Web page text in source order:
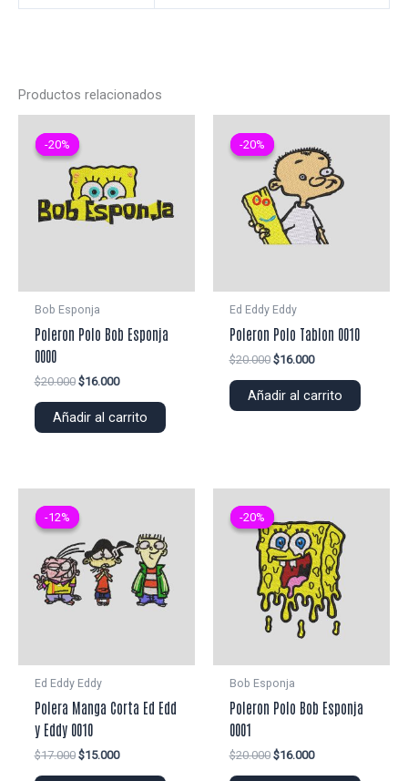
Productos relacionados
-20%
-20%
Bob Esponja
Poleron Polo Bob Esponja
0000
$20.000 El
original
$16.000El
actual
Añadir al carrito
-20%
-20%
Ed Eddy Eddy
Poleron Polo Tablon 0010
$20.000 El
original
$16.000El
actual
Añadir al carrito
-12%
-12%
Ed Eddy Eddy
Polera Manga Corta Ed Edd
y Eddy 0010
$17.000 El
$15.000El
-20%
-20%
Bob Esponja
Poleron Polo Bob Esponja
0001
$20.000 El
$16.000El